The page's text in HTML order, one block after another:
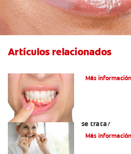
Artículos relacionados
Más información
se trata?
Más información